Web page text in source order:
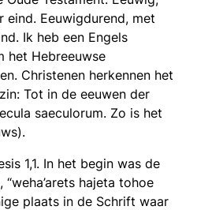
eind. Eeuwigdurend, met
Ik heb een Engels
het Hebreeuwse
Christenen herkennen het
Tot in de eeuwen der
saeculorum. Zo is het
1,1. In het begin was de
hajeta tohoe
plaats in de Schrift waar